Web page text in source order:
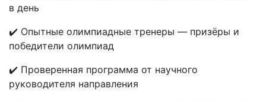
в день
✔️ Опытные олимпиадные тренеры — призёры и
победители олимпиад
✔️ Проверенная программа от научного
руководителя направления